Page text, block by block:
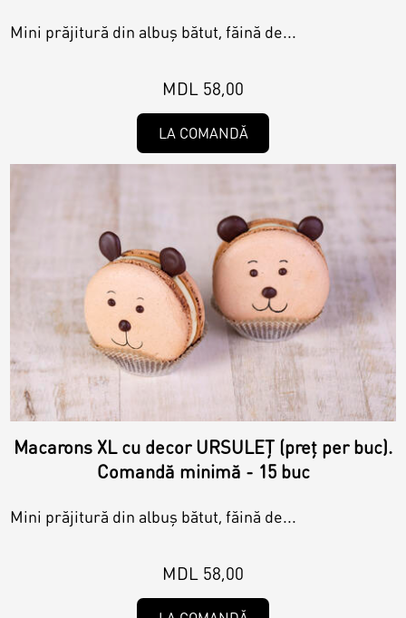
Mini prăjitură din albuș bătut, făină de...
MDL 58,00
LA COMANDĂ
Macarons XL cu decor URSULEȚ (preț per buc).
Comandă minimă - 15 buc
Mini prăjitură din albuș bătut, făină de...
MDL 58,00